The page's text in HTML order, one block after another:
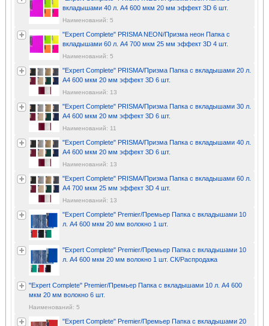
вкладышами 40 л. A4 600 мкм 20 мм эффект 3D 6 шт.
Наименований: 5
"Expert Complete" PRISMA NEON/Призма неон Папка с
вкладышами 60 л. A4 700 мкм 25 мм эффект 3D 4 шт.
Наименований: 5
"Expert Complete" PRISMA/Призма Папка с вкладышами 20 л.
A4 600 мкм 20 мм эффект 3D 6 шт.
Наименований: 13
"Expert Complete" PRISMA/Призма Папка с вкладышами 30 л.
A4 600 мкм 20 мм эффект 3D 6 шт.
Наименований: 11
"Expert Complete" PRISMA/Призма Папка с вкладышами 40 л.
A4 600 мкм 20 мм эффект 3D 6 шт.
Наименований: 13
"Expert Complete" PRISMA/Призма Папка с вкладышами 60 л.
A4 700 мкм 25 мм эффект 3D 4 шт.
Наименований: 13
"Expert Complete" Premier/Премьер Папка с вкладышами 10
л. A4 600 мкм 20 мм волокно 1 шт.
"Expert Complete" Premier/Премьер Папка с вкладышами 10
л. A4 600 мкм 20 мм волокно 1 шт. СК/Распродажа
"Expert Complete" Premier/Премьер Папка с вкладышами 10 л. A4 600
мкм 20 мм волокно 6 шт.
Наименований: 5
"Expert Complete" Premier/Премьер Папка с вкладышами 20